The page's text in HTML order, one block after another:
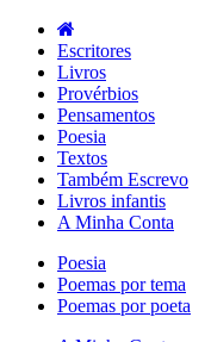
Escritores
Livros
Provérbios
Pensamentos
Poesia
Textos
Também Escrevo
Livros infantis
A Minha Conta
Poesia
Poemas por tema
Poemas por poeta